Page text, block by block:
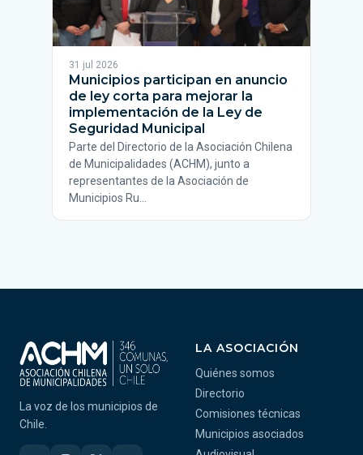
31 jul 2026
Municipios participan en anuncio
de ley corta para mejorar la
implementación de la Ley de
Seguridad Municipal
Parte del Directorio de la Asociación Chilena
de Municipalidades (ACHM), junto a
representantes de la Asociación de
Municipios Ru…
La voz de los municipios de
Chile.
LA ASOCIACIÓN
Quiénes somos
Directorio
Comisiones técnicas
Municipios asociados